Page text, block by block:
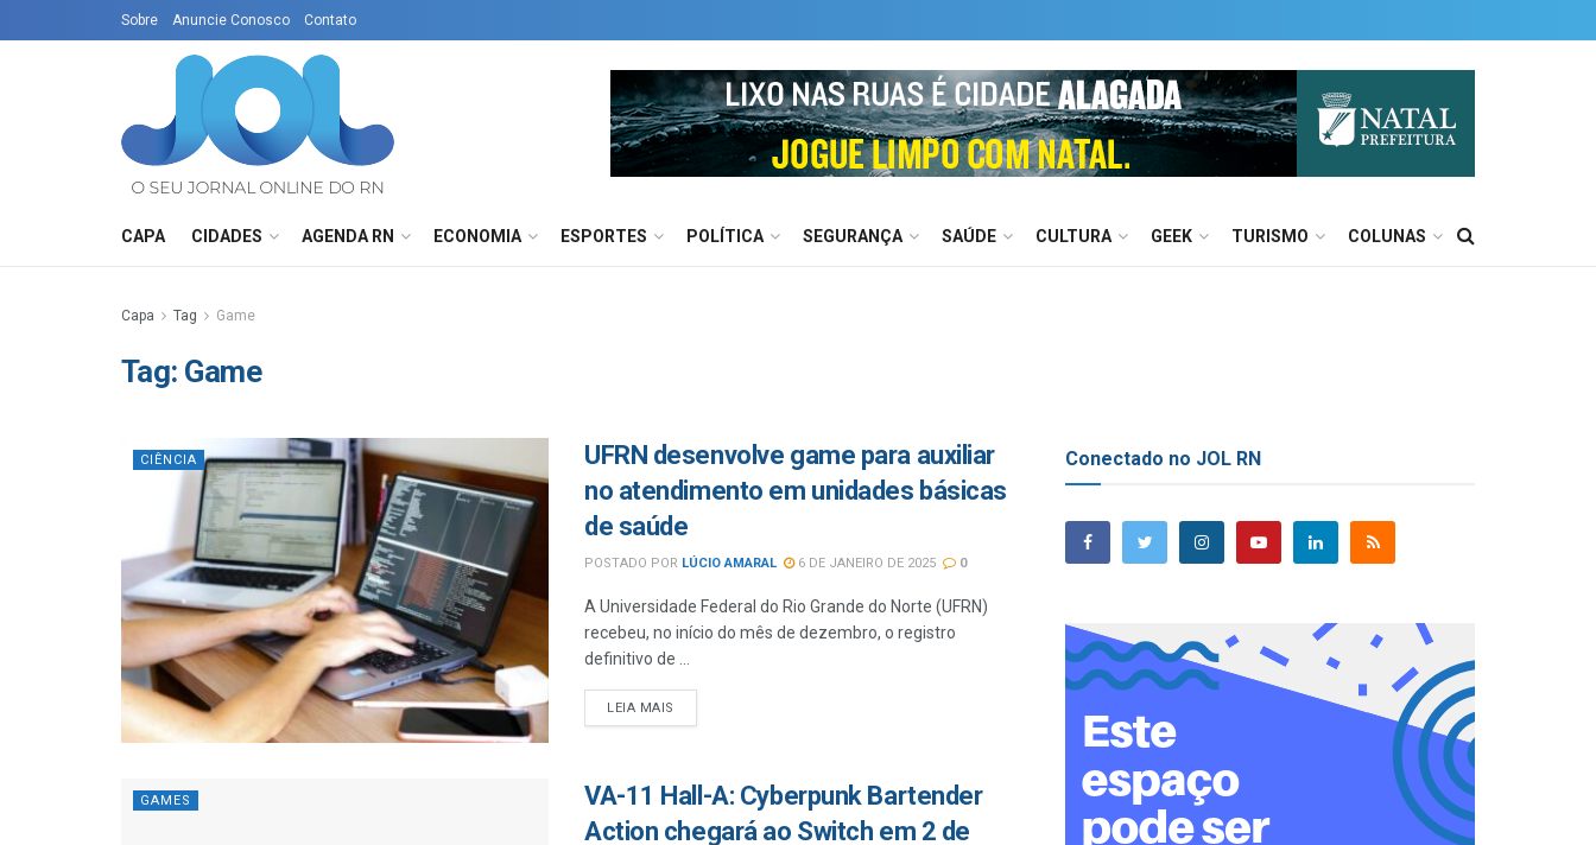
Sobre Anuncie Conosco Contato
CAPA CIDADES AGENDA RN ECONOMIA ESPORTES POLÍTICA SEGURANÇA SAÚDE CULTURA GEEK TURISMO COLUNAS
Capa Tag Game
Tag: Game
CIÊNCIA
UFRN desenvolve game para auxiliar
no atendimento em unidades básicas
de saúde
POSTADO POR LÚCIO AMARAL 6 DE JANEIRO DE 2025 0
A Universidade Federal do Rio Grande do Norte (UFRN)
recebeu, no início do mês de dezembro, o registro
definitivo de ...
LEIA MAIS
GAMES
VA-11 Hall-A: Cyberpunk Bartender
Action chegará ao Switch em 2 de
Conectado no JOL RN